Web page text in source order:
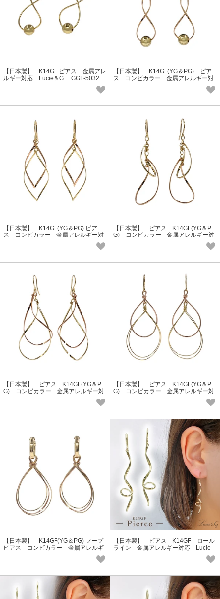
【日本製】 K14GF ピアス 金属アレ
ルギー対応 Lucie＆G GGF-5032
【日本製】 K14GF(YG＆PG) ピア
ス コンビカラー 金属アレルギー対
【日本製】 K14GF(YG＆PG) ピア
ス コンビカラー 金属アレルギー対
【日本製】 ピアス K14GF(YG＆P
G) コンビカラー 金属アレルギー対
【日本製】 ピアス K14GF(YG＆P
G) コンビカラー 金属アレルギー対
【日本製】 ピアス K14GF(YG＆P
G) コンビカラー 金属アレルギー対
【日本製】 K14GF(YG＆PG) フープ
ピアス コンビカラー 金属アレルギ
【日本製】 ピアス K14GF ロール
ライン 金属アレルギー対応 Lucie